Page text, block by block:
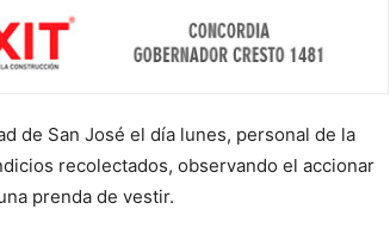
de San José el día lunes, personal de la
recolectados, observando el accionar
prenda de vestir.